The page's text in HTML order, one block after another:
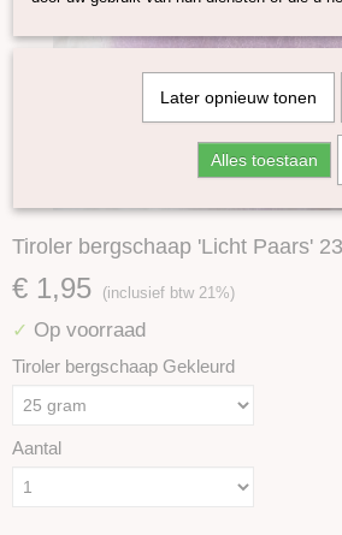
Tiroler bergschaap 'Licht Paars'
€ 1,95 (inclusief btw 21%)
✓ Op voorraad
Tiroler bergschaap Gekleurd
Aantal
Later opnieuw tonen
Alles toestaan